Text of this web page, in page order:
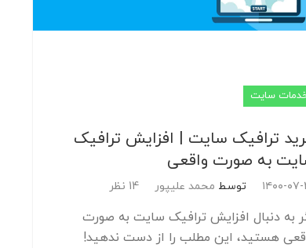
سایت
ترافیک سایت | افزایش ترافیک
به صورت واقعی
۰۷-۲۹ توسط محمد علیپور 14 نظر
به دنبال افزایش ترافیک سایت به صورت
هستید، این مطلب را از دست ندهید!